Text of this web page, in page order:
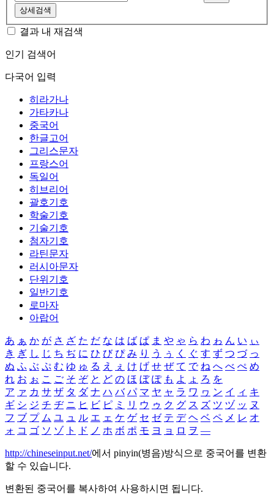
상세검색
결과 내 재검색
인기 검색어
다국어 입력
히라가나
가타카나
중국어
한글고어
그리스문자
프랑스어
독일어
히브리어
괄호기호
학술기호
기술기호
첨자기호
라틴문자
러시아문자
단위기호
일반기호
로마자
아랍어
あ ぁ か が さ ざ た だ な は ば ぱ ま や ゃ ら わ ゎ ん い ぃ
き ぎ し じ ち ぢ に ひ び ぴ み り う ぅ く ぐ す ず つ づ っ
ぬ ふ ぶ ぷ む ゆ ゅ る え ぇ け げ せ ぜ て で ね へ べ ぺ め
れ お ぉ こ ご そ ぞ と ど の ほ ぼ ぽ も よ ょ ろ を
ア ァ カ サ ザ タ ダ ナ ハ バ パ マ ヤ ャ ラ ワ ヮ ン イ ィ キ
ギ シ ジ チ ヂ ニ ヒ ビ ピ ミ リ ウ ゥ ク グ ス ズ ツ ヅ ッ ヌ
フ ブ プ ム ユ ュ ル エ ェ ケ ゲ セ ゼ テ デ ヘ ベ ペ メ レ オ
ォ コ ゴ ソ ゾ ト ド ノ ホ ボ ポ モ ヨ ョ ロ ヲ ―
http://chineseinput.net/에서 pinyin(병음)방식으로 중국어를 변환
할 수 있습니다.
변환된 중국어를 복사하여 사용하시면 됩니다.